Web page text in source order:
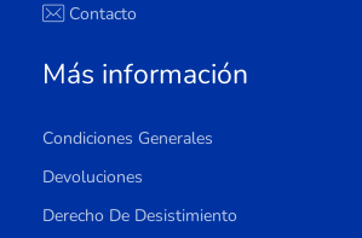
Contacto
Más información
Condiciones Generales
Devoluciones
Derecho De Desistimiento